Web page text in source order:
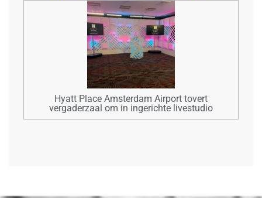
Hyatt Place Amsterdam Airport tovert
vergaderzaal om in ingerichte livestudio